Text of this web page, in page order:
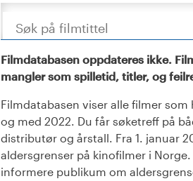
Søk
Filmdatabasen oppdateres ikke.
mangler som spilletid, titler, og
Filmdatabasen viser alle filmer
og med 2022. Du får søketreff på
distributør og årstall. Fra 1. januar
aldersgrenser på kinofilmer i
informere publikum om